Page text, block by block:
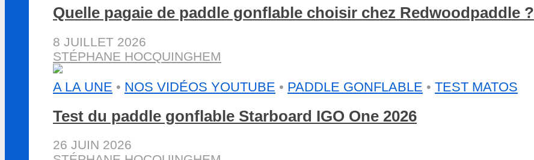
Quelle pagaie de paddle gonflable choisir chez Redwoodpaddle ?
8 JUILLET 2026
STÉPHANE HOCQUINGHEM
A LA UNE • NOS VIDÉOS YOUTUBE • PADDLE GONFLABLE • TEST MATOS
Test du paddle gonflable Starboard IGO One 2026
26 JUIN 2026